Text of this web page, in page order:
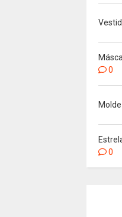
0
0